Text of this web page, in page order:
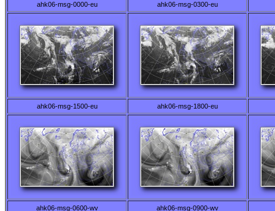
ahk06-msg-0000-eu ahk06-msg-0300-eu
ahk06-msg-1500-eu ahk06-msg-1800-eu
ahk06-msg-0600-wv ahk06-msg-0900-wv